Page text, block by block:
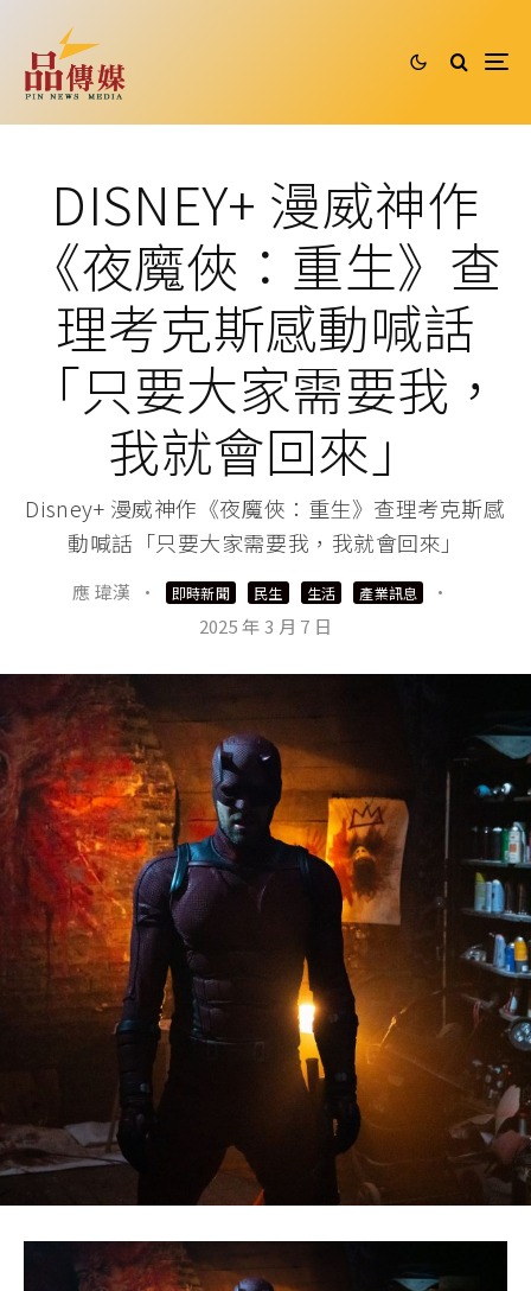
DISNEY+ 漫威神作
《夜魔俠：重生》查
理考克斯感動喊話
「只要大家需要我，
我就會回來」
Disney+ 漫威神作《夜魔俠：重生》查理考克斯感
動喊話「只要大家需要我，我就會回來」
應 瑋漢 · 即時新聞 民生 生活 產業訊息
·
2025 年 3 月 7 日